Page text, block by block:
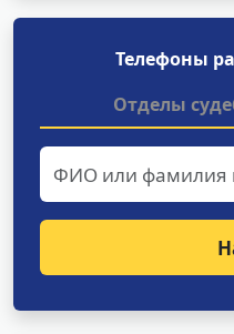
Телефоны
Отделы